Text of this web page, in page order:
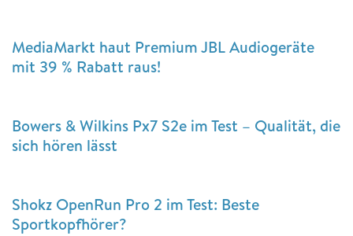
MediaMarkt haut Premium JBL Audiogeräte
mit 39 % Rabatt raus!
Bowers & Wilkins Px7 S2e im Test – Qualität, die
sich hören lässt
Shokz OpenRun Pro 2 im Test: Beste
Sportkopfhörer?